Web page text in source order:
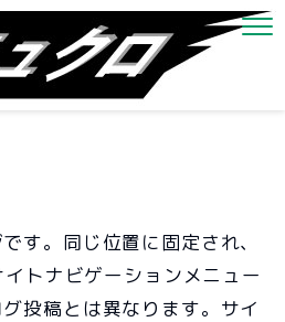
す。同じ位置に固定され、
トナビゲーションメニュー
投稿とは異なります。サイ